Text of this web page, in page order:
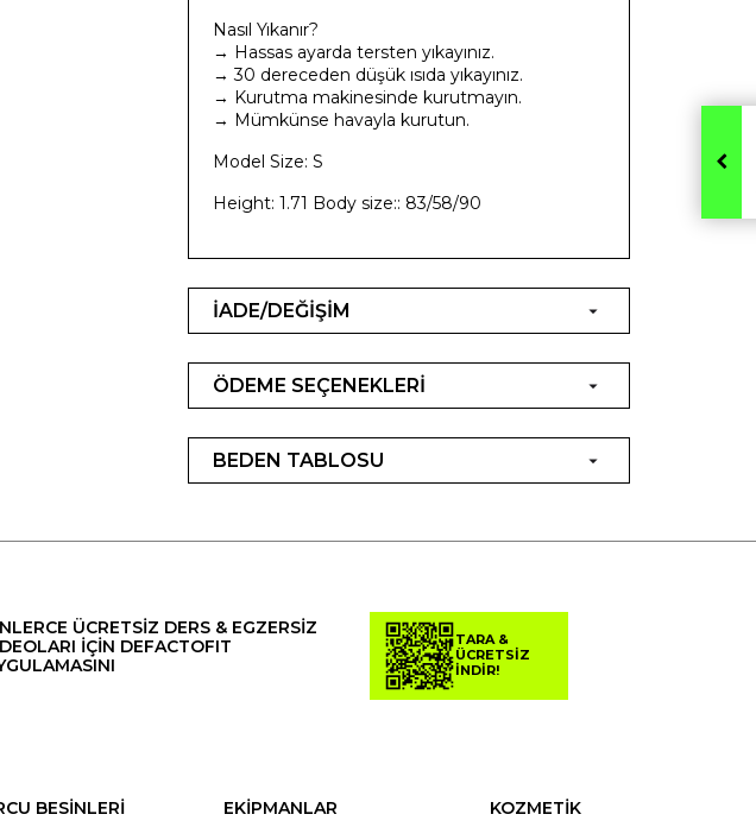
Nasıl Yıkanır?
→ Hassas ayarda tersten yıkayınız.
→ 30 dereceden düşük ısıda yıkayınız.
→ Kurutma makinesinde kurutmayın.
→ Mümkünse havayla kurutun.
Model Size: S
Height: 1.71 Body size:: 83/58/90
İADE/DEĞİŞİM
ÖDEME SEÇENEKLERİ
BEDEN TABLOSU
ÜCRETSİZ DERS & EGZERSİZ
İÇİN DEFACTOFIT
TARA &
ÜCRETSİZ
İNDİR!
BESİNLERİ
EKİPMANLAR
KOZMETİK